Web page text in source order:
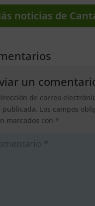
noticias de
un
de correo
publicada. Los campos
marcados con *